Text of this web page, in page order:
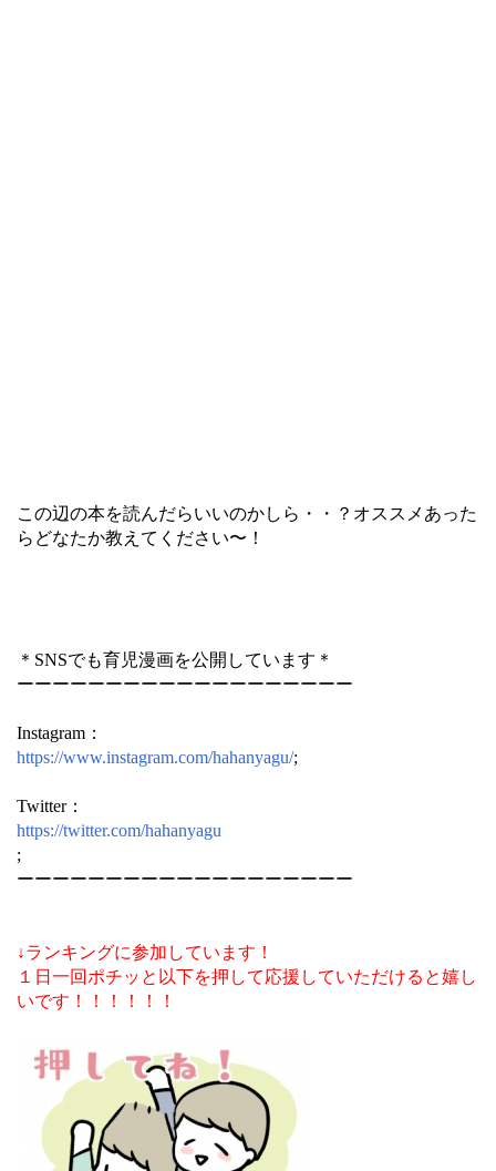
この辺の本を読んだらいいのかしら・・？オススメあった
らどなたか教えてください〜！
＊SNSでも育児漫画を公開しています＊
ーーーーーーーーーーーーーーーーーーー
Instagram：
https://www.instagram.com/hahanyagu/;
Twitter：
https://twitter.com/hahanyagu
;
ーーーーーーーーーーーーーーーーーーー
↓ランキングに参加しています！
１日一回ポチッと以下を押して応援していただけると嬉し
いです！！！！！！